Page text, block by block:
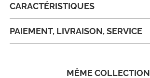
CARACTÉRISTIQUES
PAIEMENT, LIVRAISON, SERVICE
MÊME COLLECTION